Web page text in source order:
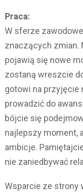
Praca:
W sferze
znaczących zmian.
pojawią się nowe
zostaną wreszcie
gotowi na przyjęcie
prowadzić do
bójcie się
najlepszy moment,
ambicje.
nie zaniedbywać
Wsparcie ze strony